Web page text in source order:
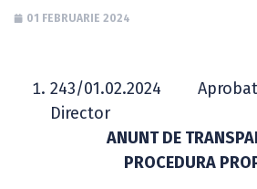
01 FEBRUARIE 2024
243/01.02.2024 Aprobat
Director
ANUNT DE
PROCEDURA